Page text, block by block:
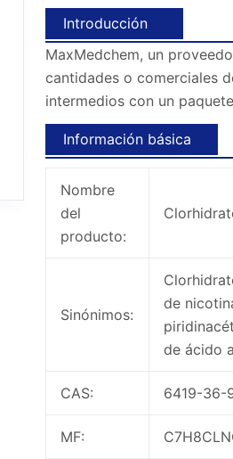
Introducción
MaxMedchem, un
cantidades o comerciales
intermedios con un
Información básica
Nombre
del
producto:
Sinónimos:
de
de ácido
CAS: 6419-36-
MF: